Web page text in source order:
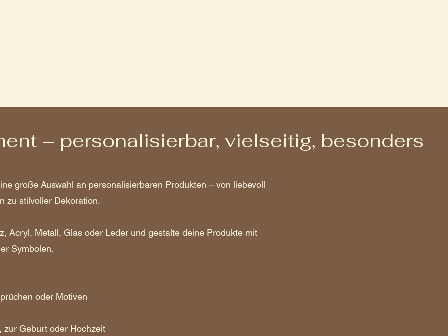
– personalisierbar, vielseitig, besonders
große Auswahl an personalisierbaren Produkten – von liebevoll
zu stilvoller Dekoration.
Acryl, Metall, Glas oder Leder und gestalte deine Produkte mit
Symbolen.
oder Motiven
zur Geburt oder Hochzeit